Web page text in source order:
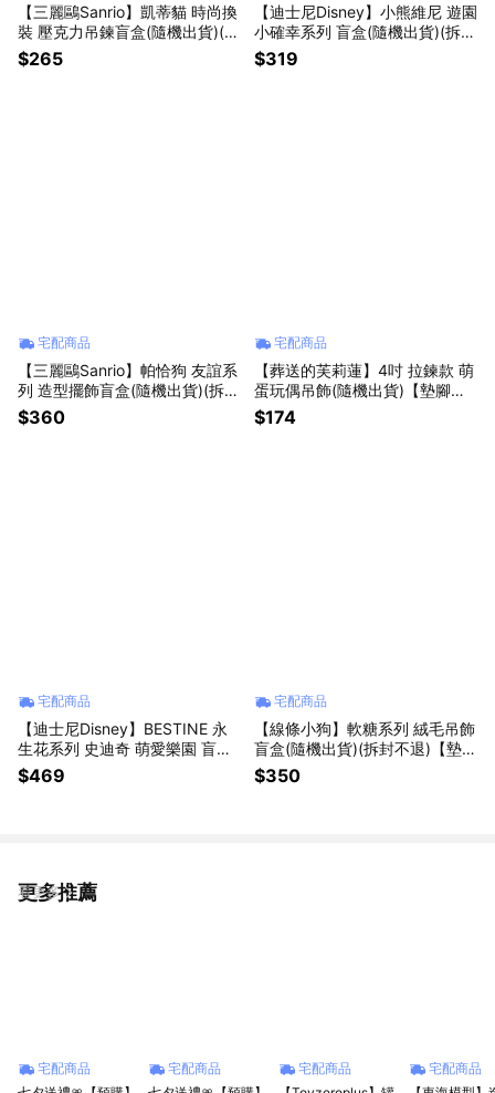
【三麗鷗Sanrio】凱蒂貓 時尚換
裝 壓克力吊鍊盲盒(隨機出貨)(拆
封不退)【墊腳石】鑰匙圈 吊飾
玩偶娃娃
$265
【迪士尼Disney】小熊維尼 遊園
小確幸系列 盲盒(隨機出貨)(拆封
不退)【墊腳石】
$319
宅配商品
【三麗鷗Sanrio】帕恰狗 友誼系
列 造型擺飾盲盒(隨機出貨)(拆封
不退)【墊腳石】盒玩 公仔
$360
宅配商品
【葬送的芙莉蓮】4吋 拉鍊款 萌
蛋玩偶吊飾(隨機出貨)【墊腳
石】
$174
宅配商品
【迪士尼Disney】BESTINE 永
生花系列 史迪奇 萌愛樂園 盲盒
(隨機出貨)(拆封不退)【墊腳石】
$469
宅配商品
【線條小狗】軟糖系列 絨毛吊飾
盲盒(隨機出貨)(拆封不退)【墊腳
石】盒玩 鑰匙圈
$350
更多推薦
看更多
宅配商品
宅配商品
宅配商品
宅配商品